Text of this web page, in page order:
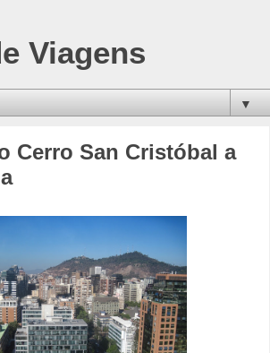
Viagens
▼
Cerro San Cristóbal a